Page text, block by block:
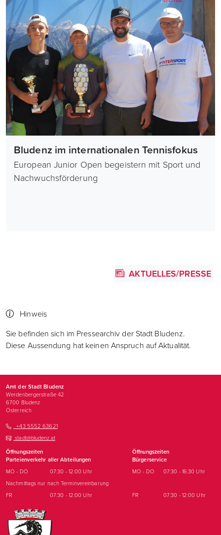
Bludenz im internationalen Tennisfokus
European Junior Open begeistern mit Sport und
Nachwuchsförderung
AKTUELLES/PRESSE
Hinweis
Sie befinden sich im Pressearchiv der Stadt Bludenz.
Diese Aussendung hat keinen Anspruch auf Aktualität.
Amt der Stadt Bludenz
Werdenbergerstraße 42
6700 Bludenz
Österreich
+43 5552 63621
stadt@bludenz.at
Öffnungszeiten
Parteienverkehr aller Abteilungen
Öffnungszeiten
Bürgerservice
MO - DO 07:30 - 12:00 Uhr MO - DO
07:30 - 16:30 Uhr
Nachmittags nur nach Terminvereinbarung
FR
07:30 - 12:00 Uhr FR 07:30 - 12:00 Uhr